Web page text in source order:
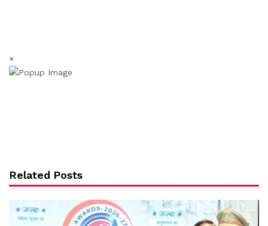
×
Related Posts